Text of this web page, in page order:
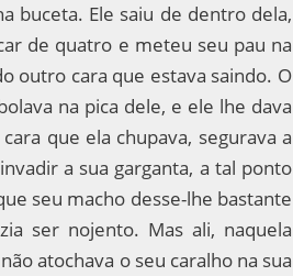
buceta. Ele saiu de dentro dela,
de quatro e meteu seu pau na
outro cara que estava saindo. O
na pica dele, e ele lhe dava
que ela chupava, segurava a
a sua garganta, a tal ponto
seu macho desse-lhe bastante
ser nojento. Mas ali, naquela
atochava o seu caralho na sua